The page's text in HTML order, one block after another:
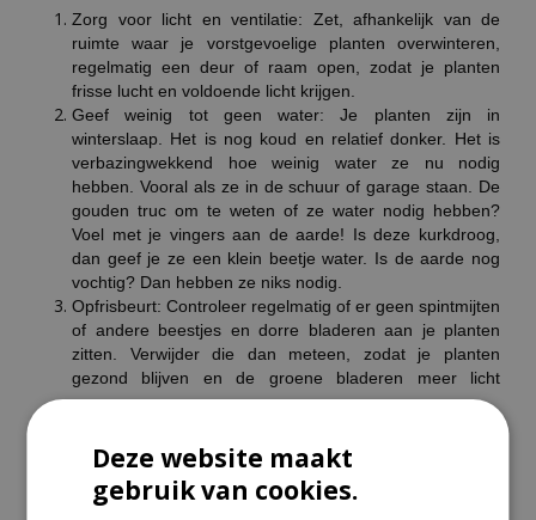
Zorg voor licht en ventilatie: Zet, afhankelijk van de
ruimte waar je vorstgevoelige planten overwinteren,
regelmatig een deur of raam open, zodat je planten
frisse lucht en voldoende licht krijgen.
Geef weinig tot geen water: Je planten zijn in
winterslaap. Het is nog koud en relatief donker. Het is
verbazingwekkend hoe weinig water ze nu nodig
hebben. Vooral als ze in de schuur of garage staan. De
gouden truc om te weten of ze water nodig hebben?
Voel met je vingers aan de aarde! Is deze kurkdroog,
dan geef je ze een klein beetje water. Is de aarde nog
vochtig? Dan hebben ze niks nodig.
Opfrisbeurt: Controleer regelmatig of er geen spintmijten
of andere beestjes en dorre bladeren aan je planten
zitten. Verwijder die dan meteen, zodat je planten
gezond blijven en de groene bladeren meer licht
vangen.
Wanneer kunnen ze weer naar buiten?
Deze website maakt
gebruik van cookies.